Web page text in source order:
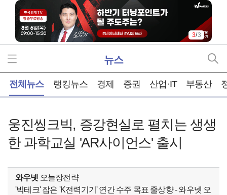
3/3
뉴스
전체뉴스 랭킹뉴스 경제 증권 산업·IT 부동산
웅진씽크빅, 증강현실로 펼치는 생생
한 과학교실 'AR사이언스' 출시
와우넷 오늘장전략
'빅테크' 잡은 'K전력기기' 연간 수주 목표 줄상향 - 와우넷 오